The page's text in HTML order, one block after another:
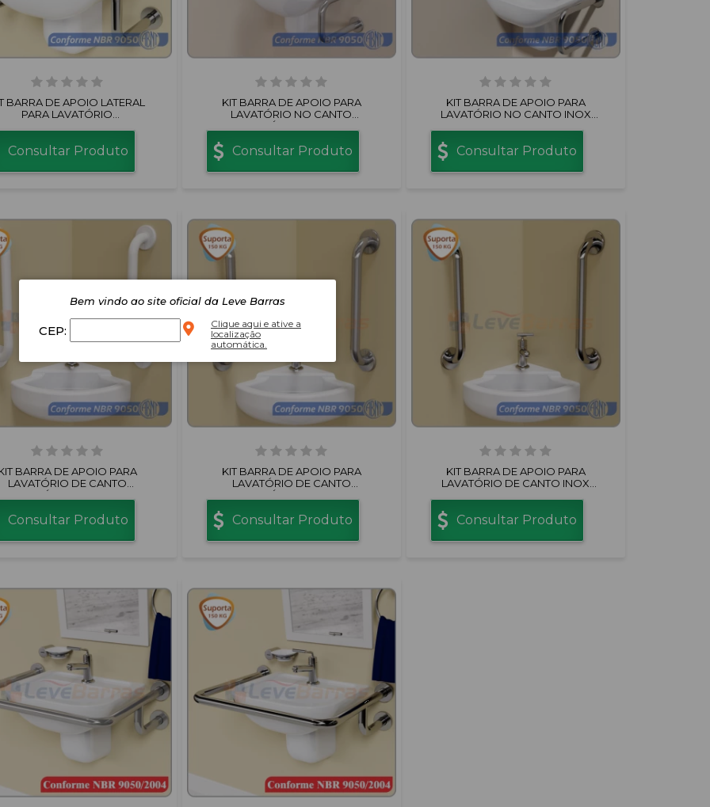
BARRA DE APOIO LATERAL
PARA LAVATÓRIO
Consultar Produto
KIT BARRA DE APOIO PARA
LAVATÓRIO NO CANTO
ALUMÍNIO POLIDO
Consultar Produto
KIT BARRA DE APOIO PARA
LAVATÓRIO NO CANTO INOX
Consultar Produto
BARRA DE APOIO PARA
LAVATÓRIO DE CANTO
ALUMÍNIO BRANCO
Consultar Produto
KIT BARRA DE APOIO PARA
LAVATÓRIO DE CANTO
ALUMÍNIO POLIDO
Consultar Produto
KIT BARRA DE APOIO PARA
LAVATÓRIO DE CANTO INOX
Consultar Produto
Bem vindo ao site oficial da Leve Barras
CEP:
Clique aqui e ative a
localização
automática.